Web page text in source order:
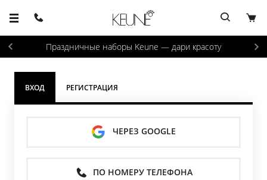
Праздничные наборы Keune — дари красоту
ВХОД РЕГИСТРАЦИЯ
ЧЕРЕЗ GOOGLE
ПО НОМЕРУ ТЕЛЕФОНА